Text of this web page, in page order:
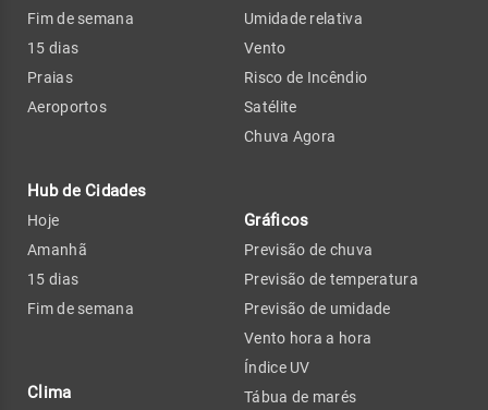
Fim de semana
15 dias
Praias
Aeroportos
Hub de Cidades
Hoje
Amanhã
15 dias
Fim de semana
Clima
Umidade relativa
Vento
Risco de Incêndio
Satélite
Chuva Agora
Gráficos
Previsão de chuva
Previsão de temperatura
Previsão de umidade
Vento hora a hora
Índice UV
Tábua de marés